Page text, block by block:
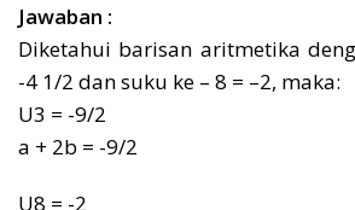
Jawaban :
Diketahui barisan aritmetika
-4 1/2 dan suku ke – 8 = –2, maka:
U3 = -9/2
a + 2b = -9/2
U8 = -2